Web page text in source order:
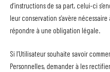
d’instructions de sa part, celui-ci
leur conservation s’avère
répondre à une obligation légale.
Si l’Utilisateur souhaite savoir
Personnelles, demander à les